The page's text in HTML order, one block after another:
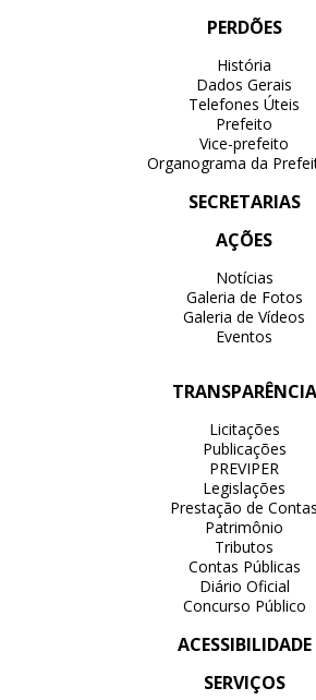
PERDÕES
História
Dados Gerais
Telefones Úteis
Prefeito
Vice-prefeito
Organograma da
SECRETARIAS
AÇÕES
Notícias
Galeria de Fotos
Galeria de Vídeos
Eventos
TRANSPARÊNCIA
Licitações
Publicações
PREVIPER
Legislações
Prestação de Contas
Patrimônio
Tributos
Contas Públicas
Diário Oficial
Concurso Público
ACESSIBILIDADE
SERVIÇOS